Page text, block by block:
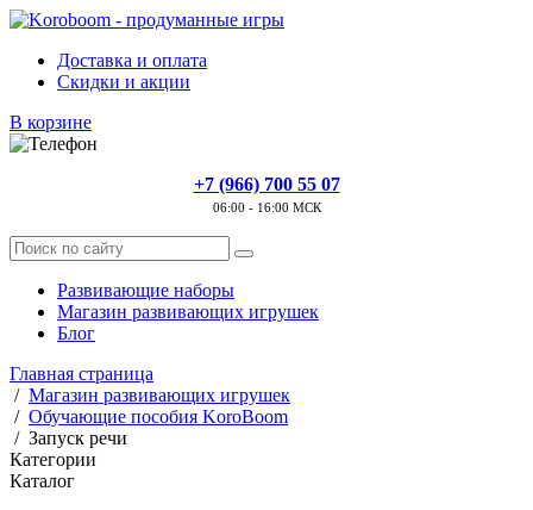
Доставка и оплата
Скидки и акции
В корзине
+7 (966) 700 55 07
06:00 - 16:00 МСК
Развивающие наборы
Магазин развивающих игрушек
Блог
Главная страница
/ Магазин развивающих игрушек
/ Обучающие пособия KoroBoom
/ Запуск речи
Категории
Каталог